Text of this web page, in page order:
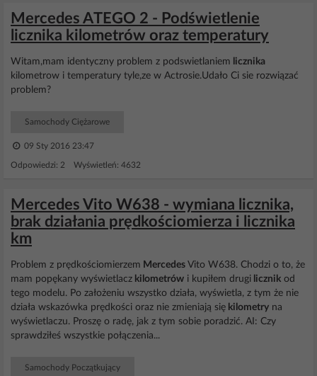
Mercedes ATEGO 2 - Podświetlenie
licznika kilometrów oraz temperatury
Witam,mam identyczny problem z podswietlaniem licznika
kilometrow i temperatury tyle,ze w Actrosie.Udało Ci sie rozwiązać
problem?
Samochody Ciężarowe
09 Sty 2016 23:47
Odpowiedzi: 2 Wyświetleń: 4632
Mercedes Vito W638 - wymiana licznika,
brak działania prędkościomierza i licznika
km
Problem z prędkościomierzem Mercedes Vito W638. Chodzi o to, że
mam popękany wyświetlacz kilometrów i kupiłem drugi licznik od
tego modelu. Po założeniu wszystko działa, wyświetla, z tym że nie
działa wskazówka prędkości oraz nie zmieniają się kilometry na
wyświetlaczu. Proszę o radę, jak z tym sobie poradzić. AI: Czy
sprawdziłeś wszystkie połączenia...
Samochody Początkujący